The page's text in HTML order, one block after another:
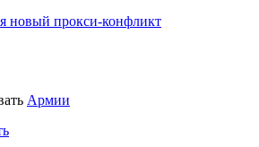
новый прокси-конфликт
Армии